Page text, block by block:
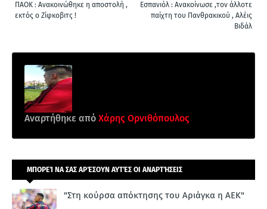
Εσπανιόλ : Ανακοίνωσε ,τον άλλοτε
παίχτη του Πανθρακικού , Αλέις
Βιδάλ
ΠΑΟΚ : Ανακοινώθηκε η αποστολή ,
εκτός ο Ζίφκοβιτς !
Αναρτήθηκε από Xάρης Ορνιθόπουλος
ΜΠΟΡΕΊ ΝΑ ΣΑΣ ΑΡΈΣΟΥΝ ΑΥΤΈΣ ΟΙ ΑΝΑΡΤΉΣΕΙΣ
"Στη κούρσα απόκτησης του Αριάγκα η ΑΕΚ"